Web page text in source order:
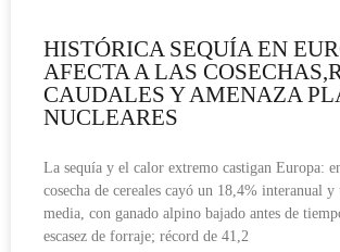
HISTÓRICA SEQUÍA EN
AFECTA A LAS
CAUDALES Y AMENAZA
NUCLEARES
La sequía y el calor extremo castigan Europa:
cosecha de cereales cayó un 18,4% interanual
media, con ganado alpino bajado antes de
escasez de forraje; récord de 41,2